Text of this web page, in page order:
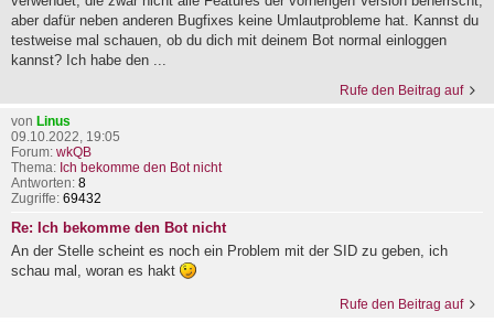
aber dafür neben anderen Bugfixes keine Umlautprobleme hat. Kannst du
testweise mal schauen, ob du dich mit deinem Bot normal einloggen
kannst? Ich habe den ...
Rufe den Beitrag auf
von Linus
09.10.2022, 19:05
Forum: wkQB
Thema: Ich bekomme den Bot nicht
Antworten: 8
Zugriffe: 69432
Re: Ich bekomme den Bot nicht
An der Stelle scheint es noch ein Problem mit der SID zu geben, ich
schau mal, woran es hakt
Rufe den Beitrag auf